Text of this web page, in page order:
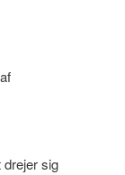
sig